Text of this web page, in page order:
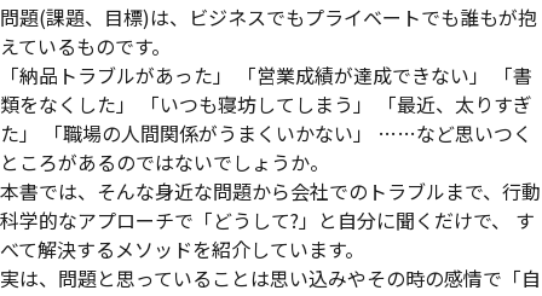
問題(課題、目標)は、ビジネスでもプライベートでも誰もが抱
えているものです。
「納品トラブルがあった」 「営業成績が達成できない」 「書
類をなくした」 「いつも寝坊してしまう」 「最近、太りすぎ
た」 「職場の人間関係がうまくいかない」 ……など思いつく
ところがあるのではないでしょうか。
本書では、そんな身近な問題から会社でのトラブルまで、行動
科学的なアプローチで「どうして?」と自分に聞くだけで、 す
べて解決するメソッドを紹介しています。
実は、問題と思っていることは思い込みやその時の感情で「自